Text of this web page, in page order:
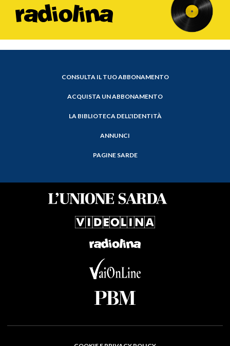
CONSULTA IL TUO ABBONAMENTO
ACQUISTA UN ABBONAMENTO
LA BIBLIOTECA DELL'IDENTITÀ
ANNUNCI
PAGINE SARDE